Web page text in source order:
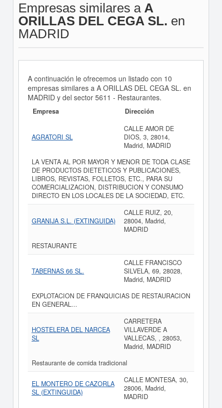
Empresas similares a A
ORILLAS DEL CEGA SL. en
MADRID
A continuación le ofrecemos un listado con 10
empresas similares a A ORILLAS DEL CEGA SL. en
MADRID y del sector 5611 - Restaurantes.
Empresa Dirección
AGRATORI SL
CALLE AMOR DE
DIOS, 3, 28014,
Madrid, MADRID
LA VENTA AL POR MAYOR Y MENOR DE TODA CLASE
DE PRODUCTOS DIETETICOS Y PUBLICACIONES,
LIBROS, REVISTAS, FOLLETOS, ETC., PARA SU
COMERCIALIZACION, DISTRIBUCION Y CONSUMO
DIRECTO EN LOS LOCALES DE LA SOCIEDAD, ETC.
GRANIJA S.L. (EXTINGUIDA)
CALLE RUIZ, 20,
28004, Madrid,
MADRID
RESTAURANTE
TABERNAS 66 SL.
CALLE FRANCISCO
SILVELA, 69, 28028,
Madrid, MADRID
EXPLOTACION DE FRANQUICIAS DE RESTAURACION
EN GENERAL...
HOSTELERA DEL NARCEA
SL
CARRETERA
VILLAVERDE A
VALLECAS, , 28053,
Madrid, MADRID
Restaurante de comida tradicional
EL MONTERO DE CAZORLA
SL (EXTINGUIDA)
CALLE MONTESA, 30,
28006, Madrid,
MADRID